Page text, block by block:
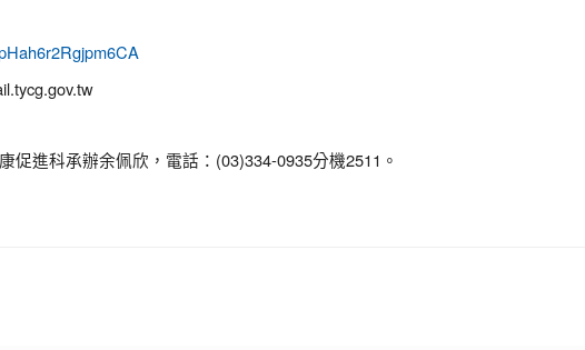
促進科承辦余佩欣，電話：(03)334-0935分機2511。